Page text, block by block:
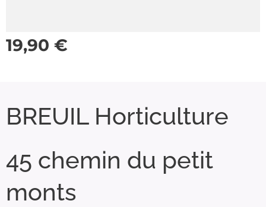
19,90 €
BREUIL Horticulture
45 chemin du petit
monts